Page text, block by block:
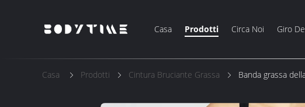
Casa Prodotti Circa Noi Giro
Casa Prodotti Cintura Bruciante Grassa Banda grassa